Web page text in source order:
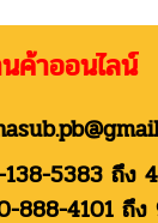
อนไลน์
5383 ถึง 4
888-4101 ถึง